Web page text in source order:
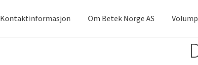
Kontaktinformasjon Om Betek Norge AS